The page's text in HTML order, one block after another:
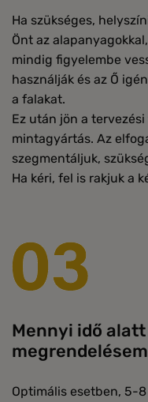
Ha szükséges,
Önt az
mindig figyelembe
használják és az Ő
a falakat.
Ez után jön a
mintagyártás. Az
szegmentáljuk,
Ha kéri, fel is rakjuk a
Mennyi idő
Optimális esetben, 5-